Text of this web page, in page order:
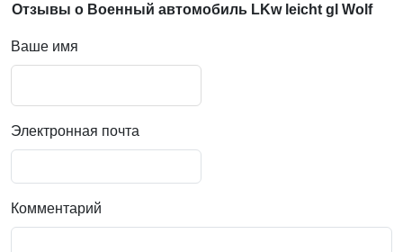
Отзывы о Военный автомобиль LKw leicht gl Wolf
Ваше имя
Электронная почта
Комментарий